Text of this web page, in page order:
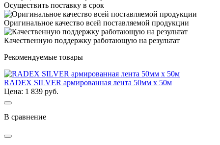
Осуществить поставку в срок
Оригинальное качество всей поставляемой продукции
Качественную поддержку работающую на результат
Рекомендуемые товары
RADEX SILVER армированная лента 50мм х 50м
Цена: 1 839 руб.
В сравнение